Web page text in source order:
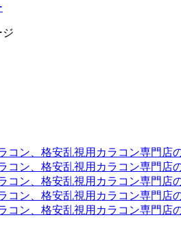
ジ
コン、格安乱視用カラコン専門店
コン、格安乱視用カラコン専門店
ン、格安乱視用カラコン専門店
ン、格安乱視用カラコン専門店の
ン、格安乱視用カラコン専門店の